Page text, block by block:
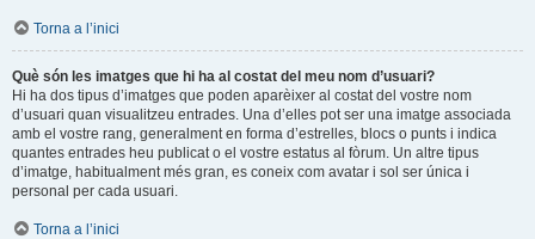
Torna a l’inici
Què són les imatges que hi ha al costat del meu nom d’usuari?
Hi ha dos tipus d’imatges que poden aparèixer al costat del vostre nom
d’usuari quan visualitzeu entrades. Una d’elles pot ser una imatge associada
amb el vostre rang, generalment en forma d’estrelles, blocs o punts i indica
quantes entrades heu publicat o el vostre estatus al fòrum. Un altre tipus
d’imatge, habitualment més gran, es coneix com avatar i sol ser única i
personal per cada usuari.
Torna a l’inici